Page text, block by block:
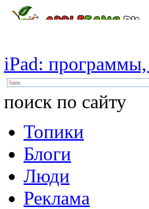
iPad: программы,
поиск по сайту
Топики
Блоги
Люди
Реклама